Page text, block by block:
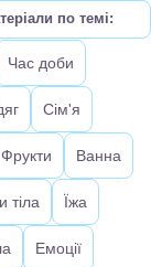
Час доби
Сім'я
Фрукти Ванна
тіла Їжа
Емоції
по темі: